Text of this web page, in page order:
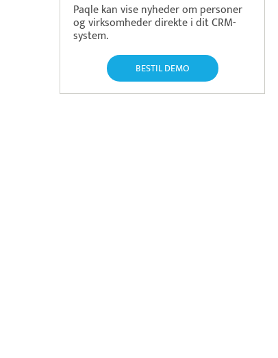
Paqle kan vise nyheder om personer
og virksomheder direkte i dit CRM-
system.
BESTIL DEMO